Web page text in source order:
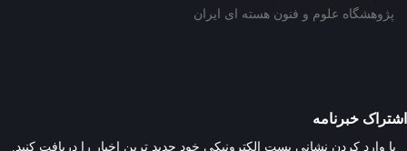
پژوهشگاه علوم و فنون هسته ای ایران
اشتراک خبرنامه
با وارد کردن نشانی پست الکترونیکی خود جدید ترین اخبار را دریافت کنید.